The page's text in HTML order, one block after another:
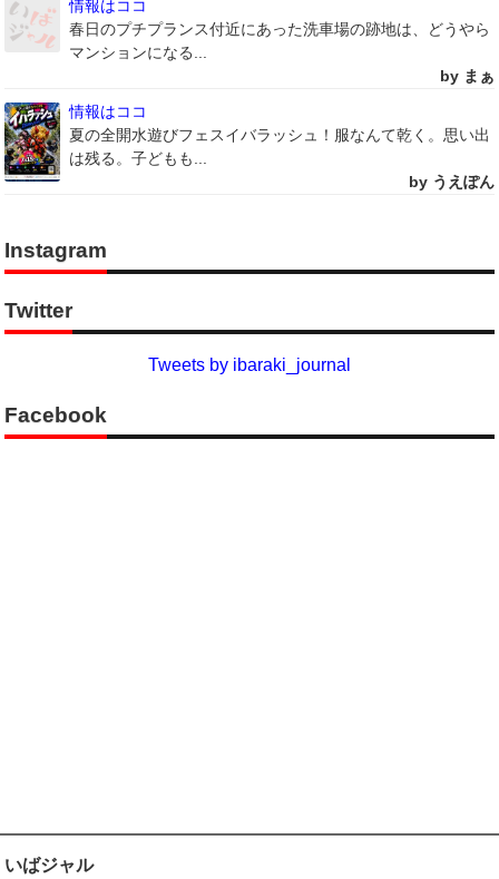
情報はココ
春日のプチプランス付近にあった洗車場の跡地は、どうやら
マンションになる...
by まぁ
情報はココ
夏の全開水遊びフェスイバラッシュ！服なんて乾く。思い出
は残る。子どもも...
by うえぽん
Instagram
Twitter
Tweets by ibaraki_journal
Facebook
いばジャル